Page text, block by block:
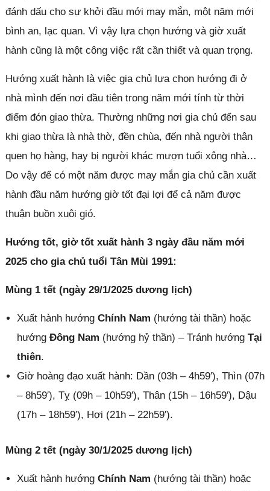
đánh dấu cho sự khởi đầu mới may mắn, một năm mới
bình an, lạc quan. Vì vậy lựa chọn hướng và giờ xuất
hành cũng là một công việc rất cần thiết và quan trọng.
Hướng xuất hành là việc gia chủ lựa chọn hướng đi ở
nhà mình đến nơi đầu tiên trong năm mới tính từ thời
điểm đón giao thừa. Thường những nơi gia chủ đến sau
khi giao thừa là nhà thờ, đền chùa, đến nhà người thân
quen họ hàng, hay bị người khác mượn tuổi xông nhà…
Do vậy để có một năm được may mắn gia chủ cần xuất
hành đầu năm hướng giờ tốt đại lợi để cả năm được
thuận buồn xuôi gió.
Hướng tốt, giờ tốt xuất hành 3 ngày đầu năm mới
2025 cho gia chủ tuổi Tân Mùi 1991:
Mùng 1 tết (ngày 29/1/2025 dương lịch)
Xuất hành hướng Chính Nam (hướng tài thần) hoặc
hướng Đông Nam (hướng hỷ thần) – Tránh hướng Tại
thiên.
Giờ hoàng đạo xuất hành: Dần (03h – 4h59′), Thìn (07h
– 8h59′), Tỵ (09h – 10h59′), Thân (15h – 16h59′), Dậu
(17h – 18h59′), Hợi (21h – 22h59′).
Mùng 2 tết (ngày 30/1/2025 dương lịch)
Xuất hành hướng Chính Nam (hướng tài thần) hoặc